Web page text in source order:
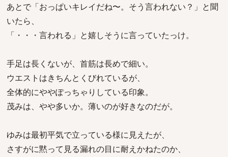
あとで「おっぱいキレイだね〜。そう言われない？」と聞
いたら、
「・・・言われる」と嬉しそうに言っていたっけ。
手足は長くないが、首筋は長めで細い。
ウエストはきちんとくびれているが、
全体的にややぽっちゃりしている印象。
茂みは、やや多いか。薄いのが好きなのだが。
ゆみは最初平気で立っている様に見えたが、
さすがに黙って見る漏れの目に耐えかねたのか、